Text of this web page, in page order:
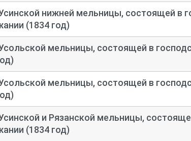
нижней мельницы, состоящей в
(1834 год)
мельницы, состоящей в
мельницы, состоящей в
и Рязанской мельницы,
(1834 год)